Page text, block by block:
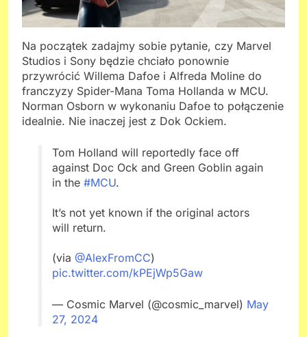
Na początek zadajmy sobie pytanie, czy Marvel
Studios i Sony będzie chciało ponownie
przywrócić Willema Dafoe i Alfreda Moline do
franczyzy Spider-Mana Toma Hollanda w MCU.
Norman Osborn w wykonaniu Dafoe to połączenie
idealnie. Nie inaczej jest z Dok Ockiem.
Tom Holland will reportedly face off
against Doc Ock and Green Goblin again
in the #MCU.
It’s not yet known if the original actors
will return.
(via @AlexFromCC)
pic.twitter.com/kPEjWp5Gaw
— Cosmic Marvel (@cosmic_marvel) May
27, 2024